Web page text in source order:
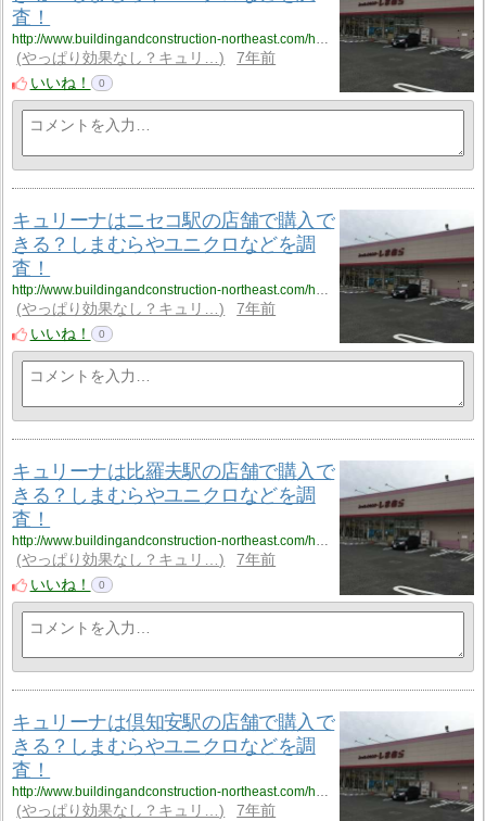
査！
やっぱり効果なし？キュリ…
7年前
いいね！
0
キュリーナはニセコ駅の店舗で購入で
きる？しまむらやユニクロなどを調
査！
やっぱり効果なし？キュリ…
7年前
いいね！
0
キュリーナは比羅夫駅の店舗で購入で
きる？しまむらやユニクロなどを調
査！
やっぱり効果なし？キュリ…
7年前
いいね！
0
キュリーナは倶知安駅の店舗で購入で
きる？しまむらやユニクロなどを調
査！
やっぱり効果なし？キュリ…
7年前